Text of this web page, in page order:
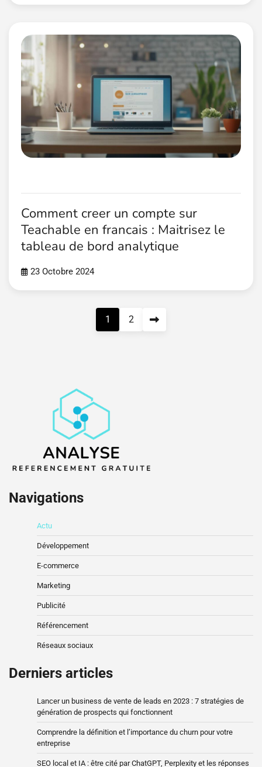
Comment creer un compte sur
Teachable en francais : Maitrisez le
tableau de bord analytique
23 Octobre 2024
1 2
Navigations
Actu
Développement
E-commerce
Marketing
Publicité
Référencement
Réseaux sociaux
Derniers articles
Lancer un business de vente de leads en 2023 : 7 stratégies de
génération de prospects qui fonctionnent
Comprendre la définition et l’importance du churn pour votre
entreprise
SEO local et IA : être cité par ChatGPT, Perplexity et les réponses